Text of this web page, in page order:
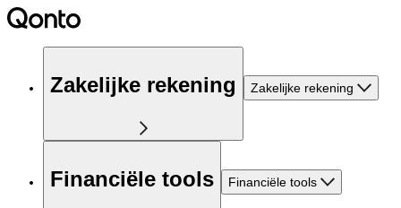
Zakelijke rekening Zakelijke rekening
Financiële tools Financiële tools